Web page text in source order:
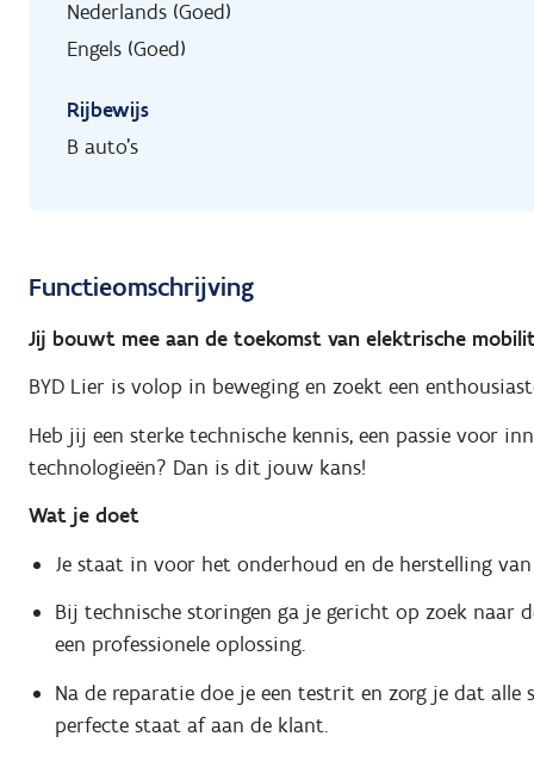
Nederlands (Goed)
Engels (Goed)
Rijbewijs
B auto's
Functieomschrijving
Jij bouwt mee aan de toekomst van elektrische
BYD Lier is volop in beweging en zoekt een
Heb jij een sterke technische kennis, een passie voor
technologieën? Dan is dit jouw kans!
Wat je doet
Je staat in voor het onderhoud en de herstelling
Bij technische storingen ga je gericht op zoek naar
een professionele oplossing.
Na de reparatie doe je een testrit en zorg je dat
perfecte staat af aan de klant.